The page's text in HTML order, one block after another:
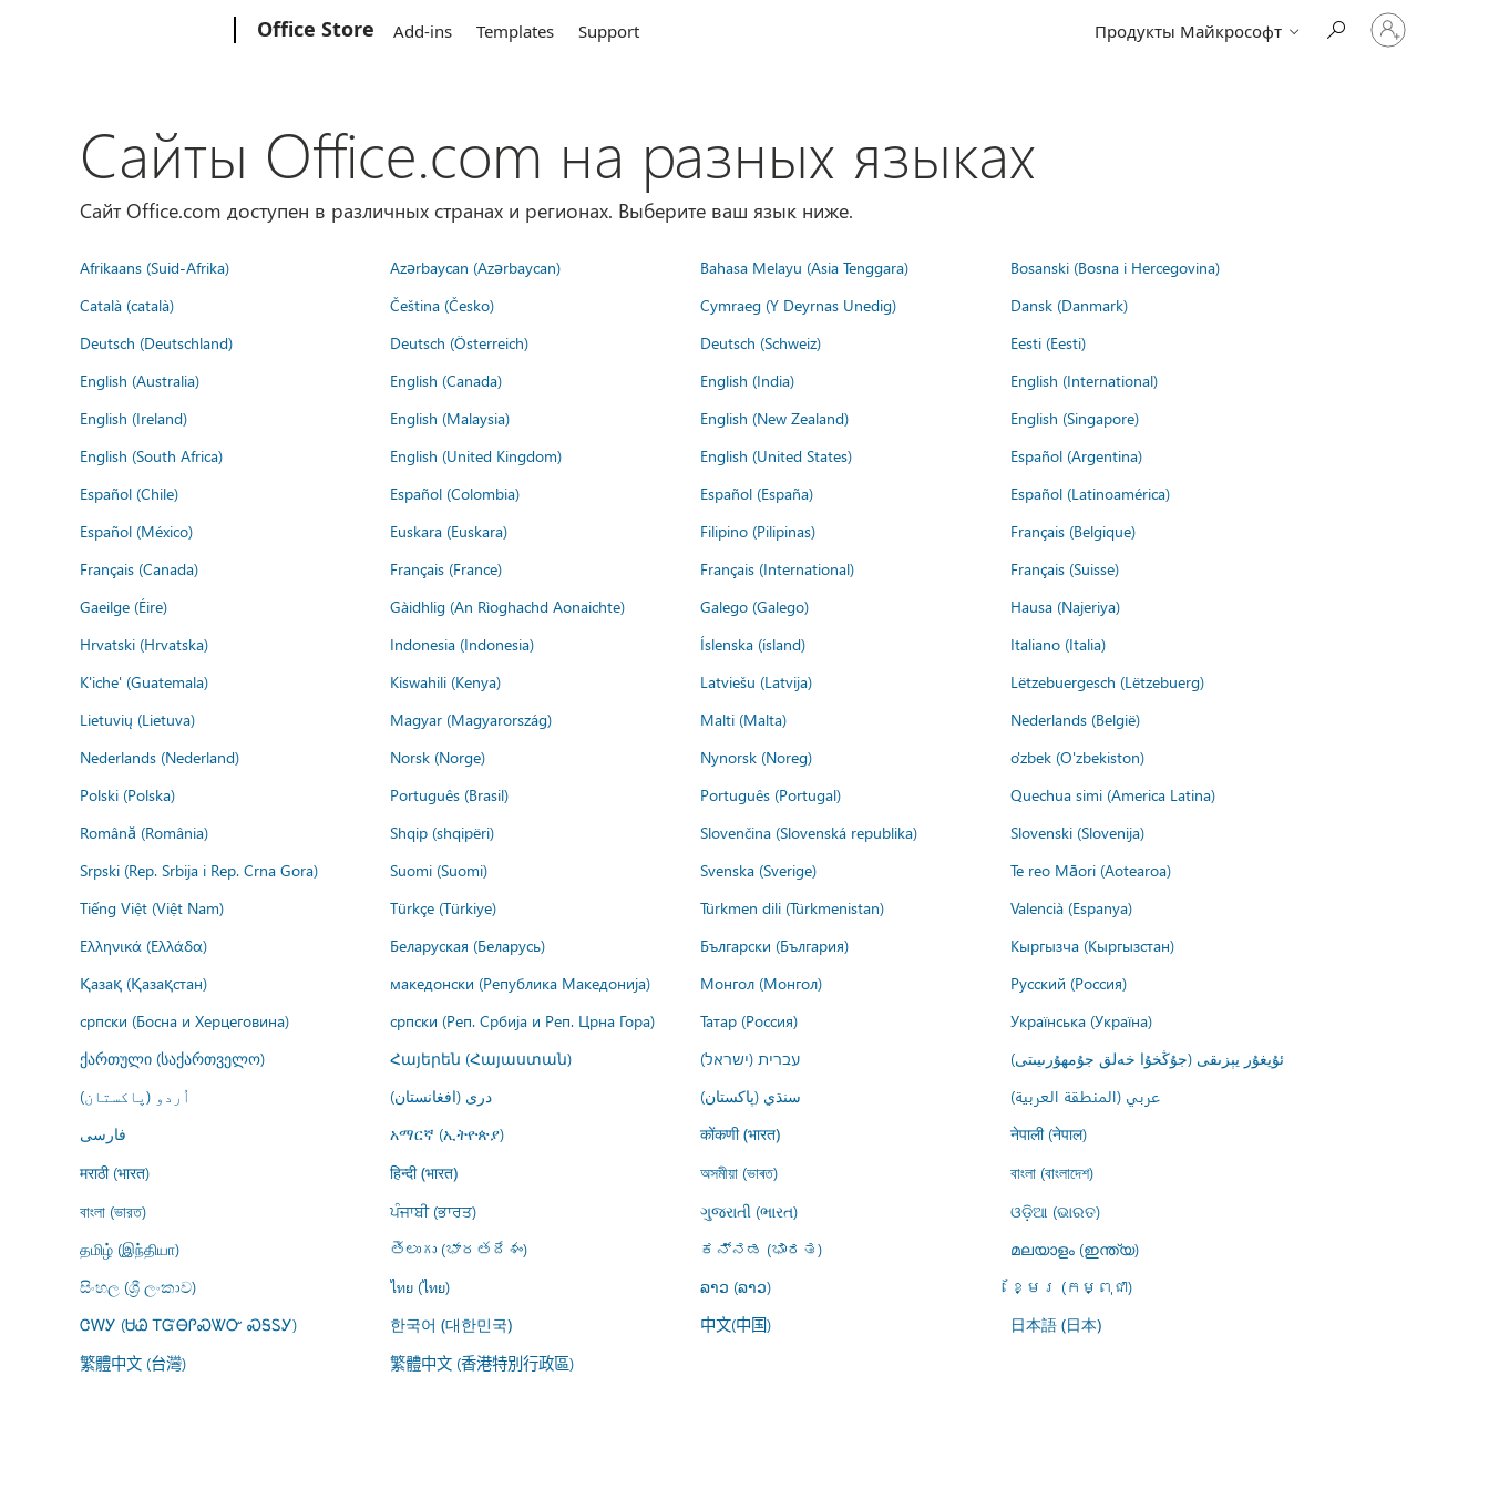
Office Store Add-ins Templates Support Продукты Майкрософт
Войдите
учетную
Сайты Office.com на разных языках
Сайт Office.com доступен в различных странах и регионах. Выберите ваш язык ниже.
Afrikaans (Suid-Afrika) Azərbaycan (Azərbaycan) Bahasa Melayu (Asia Tenggara)
Bosanski (Bosna i Hercegovina)
Català (català)
Čeština (Česko) Cymraeg (Y Deyrnas Unedig)
Dansk (Danmark)
Deutsch (Deutschland)
Deutsch (Österreich) Deutsch (Schweiz)
Eesti (Eesti)
English (Australia)
English (Canada) English (India)
English (International)
English (Ireland)
English (Malaysia) English (New Zealand)
English (Singapore)
English (South Africa)
English (United Kingdom) English (United States)
Español (Argentina)
Español (Chile)
Español (Colombia) Español (España)
Español (Latinoamérica)
Español (México)
Euskara (Euskara) Filipino (Pilipinas)
Français (Belgique)
Français (Canada)
Français (France) Français (International)
Français (Suisse)
Gaeilge (Éire)
Gàidhlig (An Rìoghachd Aonaichte) Galego (Galego)
Hausa (Najeriya)
Hrvatski (Hrvatska)
Indonesia (Indonesia) Íslenska (ísland)
Italiano (Italia)
K'iche' (Guatemala)
Kiswahili (Kenya) Latviešu (Latvija)
Lëtzebuergesch (Lëtzebuerg)
Lietuvių (Lietuva)
Magyar (Magyarország) Malti (Malta)
Nederlands (België)
Nederlands (Nederland)
Norsk (Norge) Nynorsk (Noreg)
o'zbek (O'zbekiston)
Polski (Polska)
Português (Brasil) Português (Portugal)
Quechua simi (America Latina)
Română (România)
Shqip (shqipëri) Slovenčina (Slovenská republika)
Slovenski (Slovenija)
Srpski (Rep. Srbija i Rep. Crna Gora)
Suomi (Suomi) Svenska (Sverige)
Te reo Māori (Aotearoa)
Tiếng Việt (Việt Nam)
Türkçe (Türkiye) Türkmen dili (Türkmenistan)
Valencià (Espanya)
Ελληνικά (Ελλάδα)
Беларуская (Беларусь) Български (България)
Кыргызча (Кыргызстан)
Қазақ (Қазақстан)
македонски (Република Македонија) Монгол (Монгол)
Русский (Россия)
српски (Босна и Херцеговина)
српски (Реп. Србија и Реп. Црна Гора) Татар (Россия)
Українська (Україна)
ქართული (საქართველო)
Հայերեն (Հայաստան) עברית (ישראל)
ئۇيغۇر يېزىقى (جۇڭخۇا خەلق جۇمھۇرىيىتى)
اُردو (پاکستان)
درى (افغانستان) سنڌي (پاکستان)
عربي (المنطقة العربية)
فارسى
አማርኛ (ኢትዮጵያ) कोंकणी (भारत)
नेपाली (नेपाल)
मराठी (भारत)
हिन्दी (भारत) অসমীয়া (ভাৰত)
বাংলা (বাংলাদেশ)
বাংলা (ভারত)
ਪੰਜਾਬੀ (ਭਾਰਤ) ગુજરાતી (ભારત)
ଓଡ଼ିଆ (ଭାରତ)
தமிழ் (இந்தியா)
తెలుగు (భారతదేశం) ಕನ್ನಡ (ಭಾರತ)
മലയാളം (ഇന്ത്യ)
සිංහල (ශ්‍රී ලංකාව)
ไทย (ไทย) ລາວ (ລາວ)
ខ្មែរ (កម្ពុជា)
ᏣᎳᎩ (ᏌᏊ ᎢᏳᎾᎵᏍᏔᏅ ᏍᎦᏚᎩ)
한국어 (대한민국) 中文(中国) 日本語 (日本)
繁體中文 (台灣) 繁體中文 (香港特別行政區)